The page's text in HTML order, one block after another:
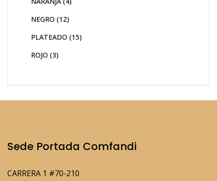
NEGRO (12)
PLATEADO (15)
ROJO (3)
Sede Portada Comfandi
CARRERA 1 #70-210